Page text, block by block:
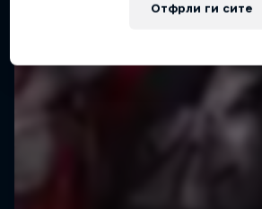
Отфрли ги сите